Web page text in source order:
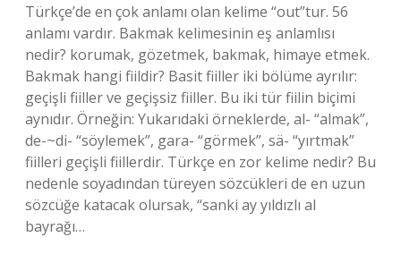
Türkçe’de en çok anlamı olan kelime “out”tur. 56
anlamı vardır. Bakmak kelimesinin eş anlamlısı
nedir? korumak, gözetmek, bakmak, himaye etmek.
Bakmak hangi fiildir? Basit fiiller iki bölüme ayrılır:
geçişli fiiller ve geçişsiz fiiller. Bu iki tür fiilin biçimi
aynıdır. Örneğin: Yukarıdaki örneklerde, al- “almak”,
de-~di- “söylemek”, gara- “görmek”, sä- “yırtmak”
fiilleri geçişli fiillerdir. Türkçe en zor kelime nedir? Bu
nedenle soyadından türeyen sözcükleri de en uzun
sözcüğe katacak olursak, “sanki ay yıldızlı al
bayrağı…